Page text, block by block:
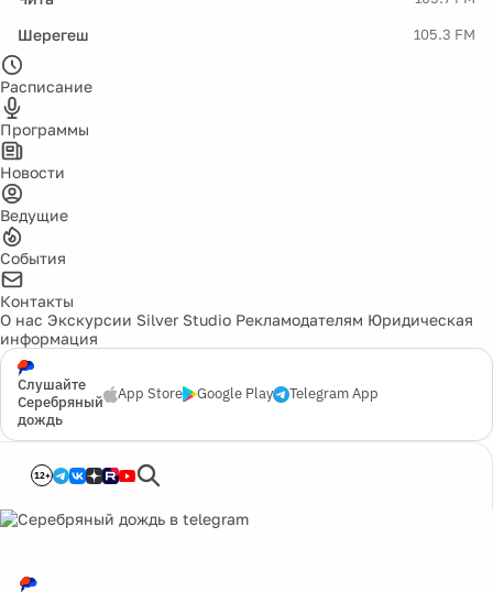
Шерегеш 105.3 FM
Расписание
Программы
Новости
Ведущие
События
Контакты
О нас Экскурсии Silver Studio Рекламодателям Юридическая
информация
Слушайте
Серебряный
дождь
App Store Google Play Telegram App
12+